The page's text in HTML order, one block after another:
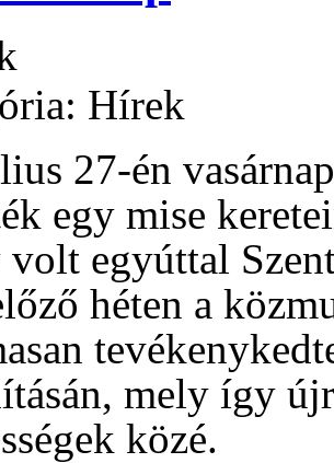
Hírek
27-én
egy mise
volt egyúttal
héten a
mely így
közé.